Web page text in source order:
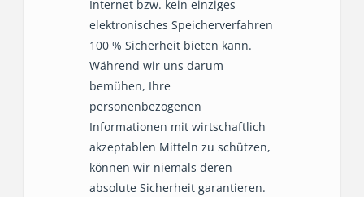
Internet bzw. kein einziges
elektronisches Speicherverfahren
100 % Sicherheit bieten kann.
Während wir uns darum
bemühen, Ihre
personenbezogenen
Informationen mit wirtschaftlich
akzeptablen Mitteln zu schützen,
können wir niemals deren
absolute Sicherheit garantieren.